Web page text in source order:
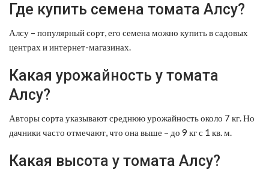
Где купить семена томата Алсу?
Алсу – популярный сорт, его семена можно купить в садовых
центрах и интернет-магазинах.
Какая урожайность у томата
Алсу?
Авторы сорта указывают среднюю урожайность около 7 кг. Но
дачники часто отмечают, что она выше – до 9 кг с 1 кв. м.
Какая высота у томата Алсу?